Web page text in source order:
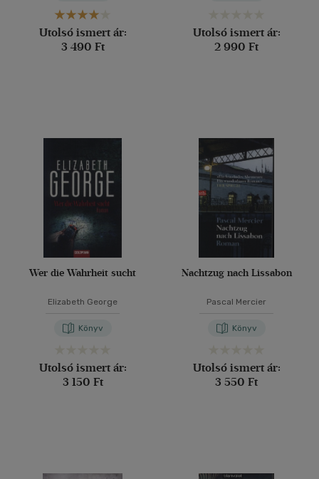
Utolsó ismert ár:
3 490 Ft
Utolsó ismert ár:
2 990 Ft
Wer die Wahrheit sucht
Elizabeth George
Könyv
Utolsó ismert ár:
3 150 Ft
Nachtzug nach Lissabon
Pascal Mercier
Könyv
Utolsó ismert ár:
3 550 Ft